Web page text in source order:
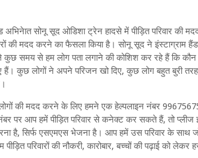
अभिनेात सोनू सूद ओडिशा ट्रेन हादसे में पीड़ित परिवार की
की मदद करने का फैसला किया है। सोनू सूद ने इंस्टाग्राम
कुछ समय से हम लोग पता लगाने की कोशिश कर रहे हैं कि
हैं। कुछ लोगों ने अपने परिजन खो दिए, कुछ लोग बहुत बुरी
की मदद करने के लिए हमने एक हेल्पलाइन नंबर
पर आप हमें पीड़ित परिवार से कनेक्ट कर सकते हैं, तो
है, सिर्फ एसएमएस भेजना है। आप हमें उस परिवार के साथ
परिवारों की नौकरी, कारोबार, बच्चों की पढ़ाई को